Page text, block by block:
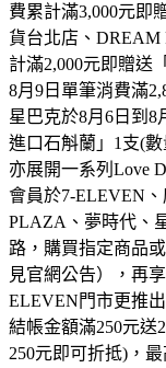
費累計滿3,000元即
貨台北店、
計滿2,000元即贈送
8月9日單筆消費滿
星巴克於8月6日到8
進口石斛蘭」1支(
亦展開一系列Love
會員於7-ELEVEN
PLAZA、夢時代、
路，購買指定商品
見官網公告），再
ELEVEN門市更推
結帳金額滿250元送
250元即可折抵)，